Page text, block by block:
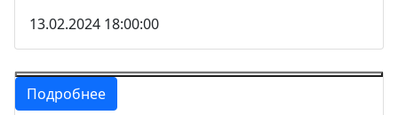
13.02.2024 18:00:00
Подробнее